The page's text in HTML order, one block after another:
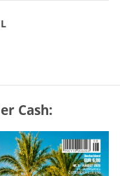
viel Renten-
möglich
Cash: